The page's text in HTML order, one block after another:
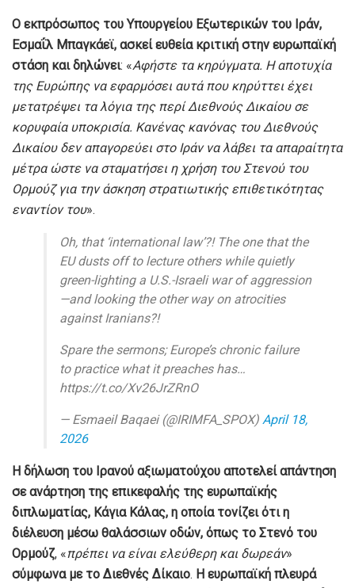
Ο εκπρόσωπος του Υπουργείου Εξωτερικών του Ιράν,
Εσμαΐλ Μπαγκάεϊ, ασκεί ευθεία κριτική στην ευρωπαϊκή
στάση και δηλώνει: «Αφήστε τα κηρύγματα. Η αποτυχία
της Ευρώπης να εφαρμόσει αυτά που κηρύττει έχει
μετατρέψει τα λόγια της περί Διεθνούς Δικαίου σε
κορυφαία υποκρισία. Κανένας κανόνας του Διεθνούς
Δικαίου δεν απαγορεύει στο Ιράν να λάβει τα απαραίτητα
μέτρα ώστε να σταματήσει η χρήση του Στενού του
Ορμούζ για την άσκηση στρατιωτικής επιθετικότητας
εναντίον του».
Oh, that ‘international law’?! The one that the
EU dusts off to lecture others while quietly
green-lighting a U.S.-Israeli war of aggression
—and looking the other way on atrocities
against Iranians?!
Spare the sermons; Europe’s chronic failure
to practice what it preaches has…
https://t.co/Xv26JrZRnO
— Esmaeil Baqaei (@IRIMFA_SPOX) April 18,
2026
Η δήλωση του Ιρανού αξιωματούχου αποτελεί απάντηση
σε ανάρτηση της επικεφαλής της ευρωπαϊκής
διπλωματίας, Κάγια Κάλας, η οποία τονίζει ότι η
διέλευση μέσω θαλάσσιων οδών, όπως το Στενό του
Ορμούζ, «πρέπει να είναι ελεύθερη και δωρεάν»
σύμφωνα με το Διεθνές Δίκαιο. Η ευρωπαϊκή πλευρά